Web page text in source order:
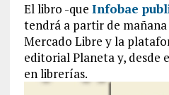
El libro -que Infobae
tendrá a partir de
Mercado Libre y la
editorial Planeta y, desde
en librerías.